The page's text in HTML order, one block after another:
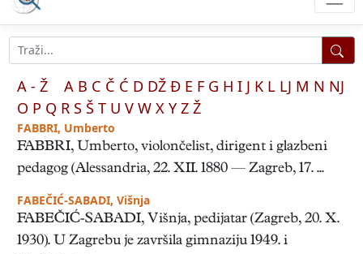
A - Ž A B C Č Ć D DŽ Đ E F G H I J K L LJ M N NJ
O P Q R S Š T U V W X Y Z Ž
FABBRI, Umberto
FABBRI, Umberto, violončelist, dirigent i glazbeni
pedagog (Alessandria, 22. XII. 1880 — Zagreb, 17. ...
FABEČIĆ-SABADI, Višnja
FABEČIĆ-SABADI, Višnja, pedijatar (Zagreb, 20. X.
1930). U Zagrebu je završila gimnaziju 1949. i